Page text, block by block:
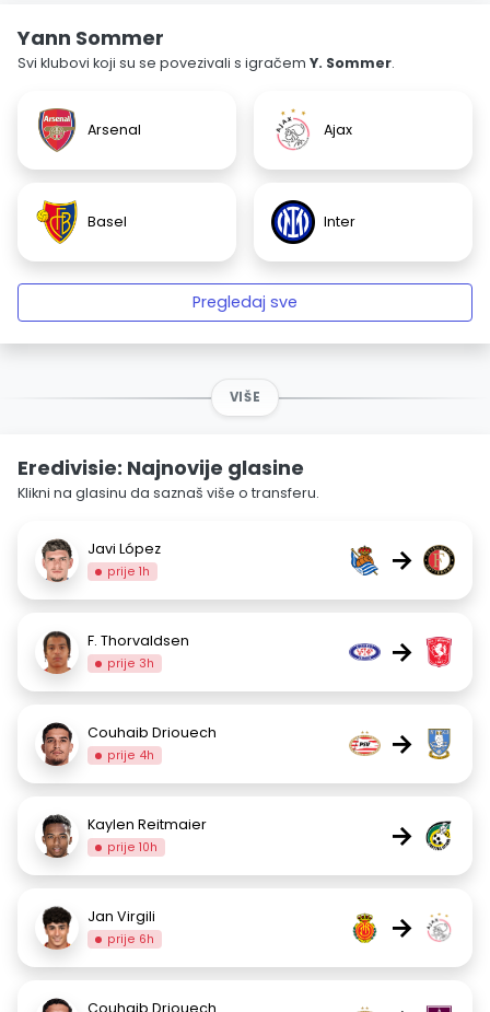
Yann Sommer
Svi klubovi koji su se povezivali s igračem Y. Sommer.
Arsenal Ajax
Basel Inter
Pregledaj sve
VIŠE
Eredivisie: Najnovije glasine
Klikni na glasinu da saznaš više o transferu.
Javi López
prije 1h →
F. Thorvaldsen
prije 3h →
Couhaib Driouech
prije 4h →
Kaylen Reitmaier
prije 10h →
Jan Virgili
prije 6h →
Couhaib Driouech